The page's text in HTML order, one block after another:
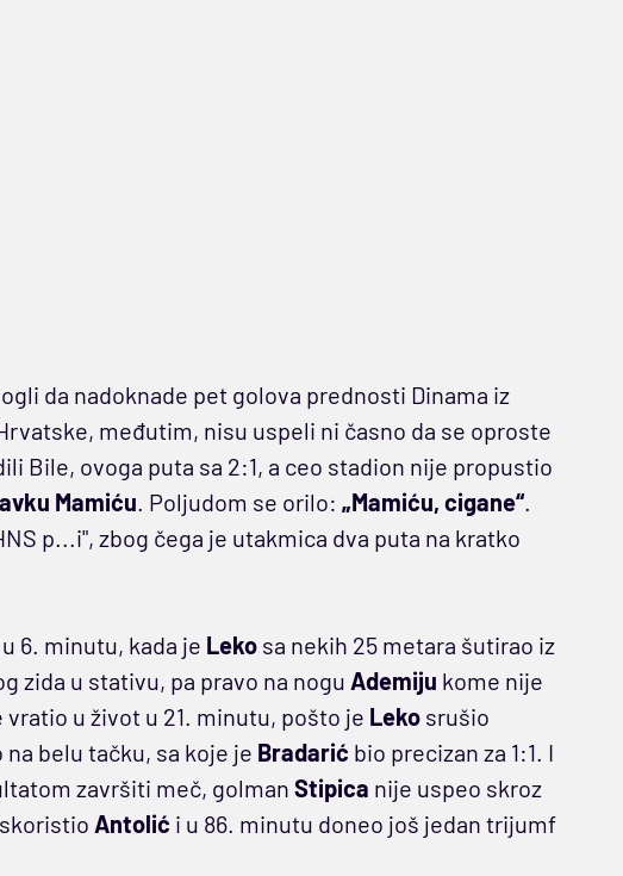
da nadoknade pet golova prednosti Dinama iz
međutim, nisu uspeli ni časno da se oproste
Bile, ovoga puta sa 2:1, a ceo stadion nije propustio
Mamiću. Poljudom se orilo: „Mamiću, cigane“.
p...i", zbog čega je utakmica dva puta na kratko
6. minutu, kada je Lekosa nekih 25 metara šutirao iz
zida u stativu, pa pravo na nogu Ademiju kome nije
u život u 21. minutu, pošto je Lekosrušio
belu tačku, sa koje je Bradarić bio precizan za 1:1. I
završiti meč, golman Stipica nije uspeo skroz
Antolić i u 86. minutu doneo još jedan trijumf